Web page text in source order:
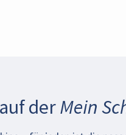
derMein